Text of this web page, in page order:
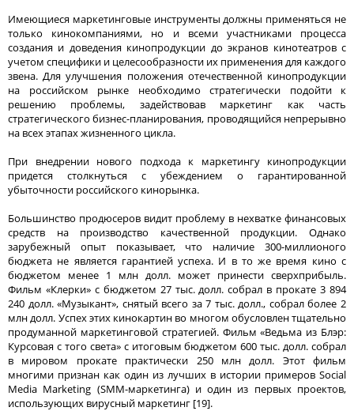
Имеющиеся маркетинговые инструменты должны применяться не
только кинокомпаниями, но и всеми участниками процесса
создания и доведения кинопродукции до экранов кинотеатров с
учетом специфики и целесообразности их применения для каждого
звена. Для улучшения положения отечественной кинопродукции
на российском рынке необходимо стратегически подойти к
решению проблемы, задействовав маркетинг как часть
стратегического бизнес-планирования, проводящийся непрерывно
на всех этапах жизненного цикла.
При внедрении нового подхода к маркетингу кинопродукции
придется столкнуться с убеждением о гарантированной
убыточности российского кинорынка.
Большинство продюсеров видит проблему в нехватке финансовых
средств на производство качественной продукции. Однако
зарубежный опыт показывает, что наличие 300-миллионого
бюджета не является гарантией успеха. И в то же время кино с
бюджетом менее 1 млн долл. может принести сверхприбыль.
Фильм «Клерки» с бюджетом 27 тыс. долл. собрал в прокате 3 894
240 долл. «Музыкант», снятый всего за 7 тыс. долл., собрал более 2
млн долл. Успех этих кинокартин во многом обусловлен тщательно
продуманной маркетинговой стратегией. Фильм «Ведьма из Блэр:
Курсовая с того света» с итоговым бюджетом 600 тыс. долл. собрал
в мировом прокате практически 250 млн долл. Этот фильм
многими признан как один из лучших в истории примеров Social
Media Marketing (SMM-маркетинга) и один из первых проектов,
использующих вирусный маркетинг [19].